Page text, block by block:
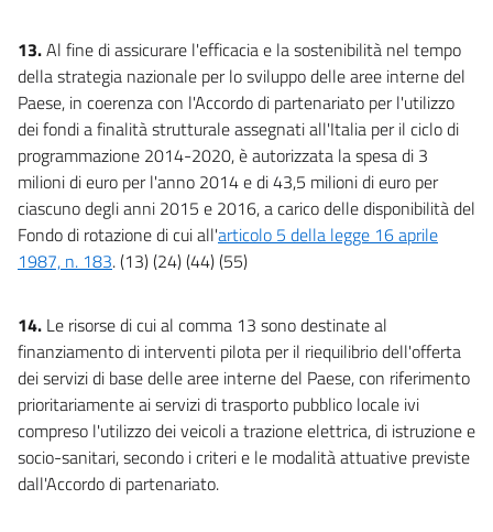
13.Al fine di assicurare l'efficacia e la sostenibilità nel tempo
della strategia nazionale per lo sviluppo delle aree interne del
Paese, in coerenza con l'Accordo di partenariato per l'utilizzo
dei fondi a finalità strutturale assegnati all'Italia per il ciclo di
programmazione 2014-2020, è autorizzata la spesa di 3
milioni di euro per l'anno 2014 e di 43,5 milioni di euro per
ciascuno degli anni 2015 e 2016, a carico delle disponibilità del
Fondo di rotazione di cui all'articolo 5 della legge 16 aprile
1987, n. 183. (13) (24) (44) (55)
14. Le risorse di cui al comma 13 sono destinate al
finanziamento di interventi pilota per il riequilibrio dell'offerta
dei servizi di base delle aree interne del Paese, con riferimento
prioritariamente ai servizi di trasporto pubblico locale ivi
compreso l'utilizzo dei veicoli a trazione elettrica, di istruzione e
socio-sanitari, secondo i criteri e le modalità attuative previste
dall'Accordo di partenariato.